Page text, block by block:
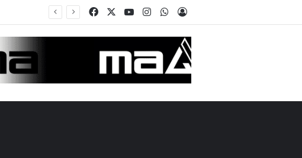
FacebookYou TubeInstagramWhatsApp
Accedi